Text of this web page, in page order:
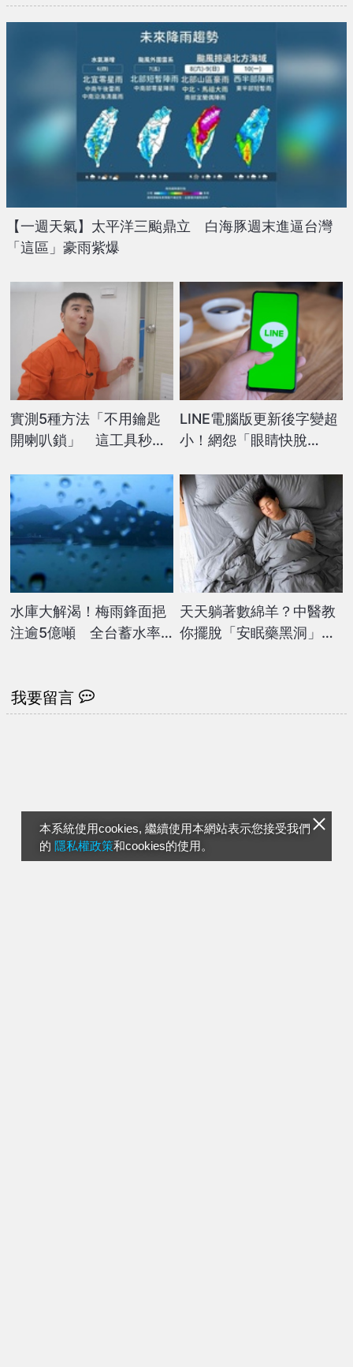
本系統使用cookies, 繼續使用本網站表示您接受我們
的 隱私權政策和cookies的使用。
【一週天氣】太平洋三颱鼎立 白海豚週末進逼台灣
「這區」豪雨紫爆
實測5種方法「不用鑰匙
開喇叭鎖」 這工具秒開
LINE電腦版更新後字變超
小！網怨「眼睛快脫
水庫大解渴！梅雨鋒面挹
注逾5億噸 全台蓄水率
天天躺著數綿羊？中醫教
你擺脫「安眠藥黑洞」！
我要留言